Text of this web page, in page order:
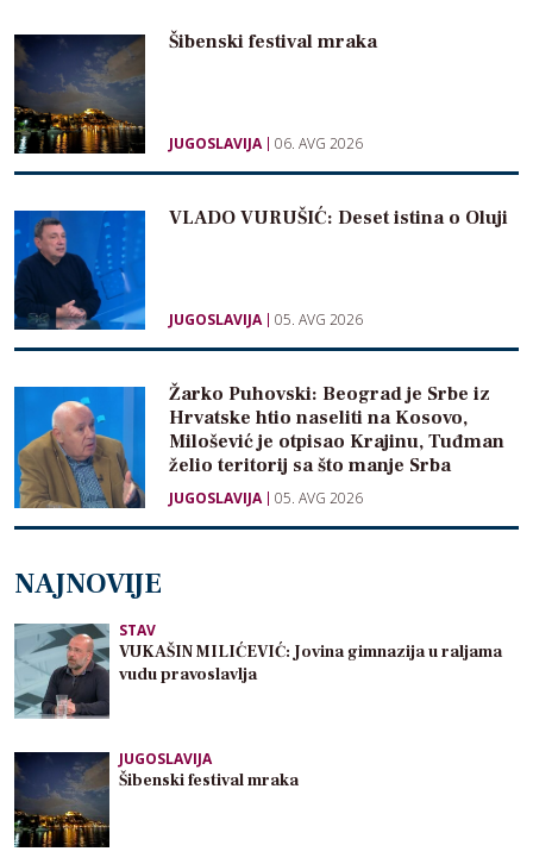
Šibenski festival mraka
JUGOSLAVIJA 06. AVG 2026
VLADO VURUŠIĆ: Deset istina o Oluji
JUGOSLAVIJA 05. AVG 2026
Žarko Puhovski: Beograd je Srbe iz
Hrvatske htio naseliti na Kosovo,
Milošević je otpisao Krajinu, Tuđman
želio teritorij sa što manje Srba
JUGOSLAVIJA 05. AVG 2026
NAJNOVIJE
STAV
VUKAŠIN MILIĆEVIĆ: Jovina gimnazija u raljama
vudu pravoslavlja
JUGOSLAVIJA
Šibenski festival mraka